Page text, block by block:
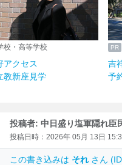
校・高等学校
アクセス
教新座見学
吉
予
投稿者: 中日盛り塩軍隠れ臣
投稿日時：2026年 05月 13日
この書き込みは それ さん